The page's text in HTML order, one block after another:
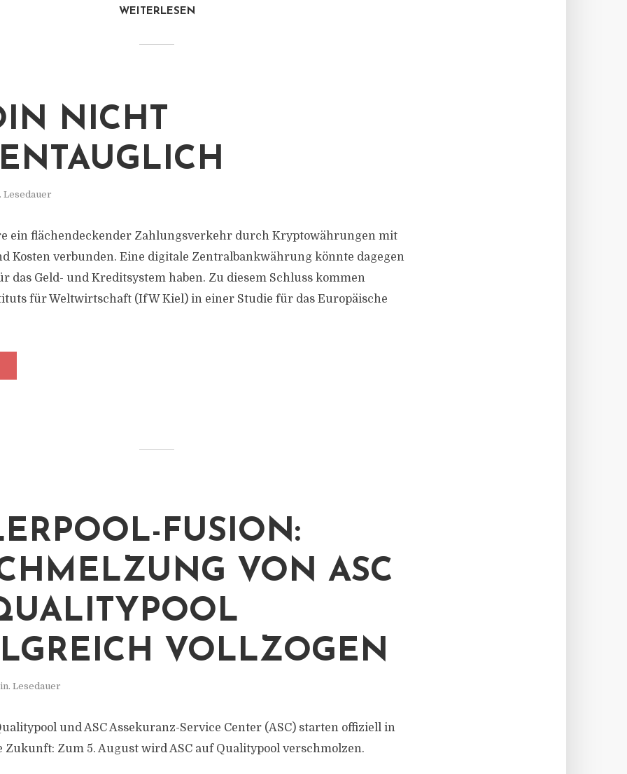
WEITERLESEN
NICHT
Lesedauer
ein flächendeckender Zahlungsverkehr durch Kryptowährungen mit
Kosten verbunden. Eine digitale Zentralbankwährung könnte dagegen
das Geld- und Kreditsystem haben. Zu diesem Schluss kommen
für Weltwirtschaft (IfW Kiel) in einer Studie für das Europäische
FUSION:
VON ASC
VOLLZOGEN
Lesedauer
und ASC Assekuranz-Service Center (ASC) starten offiziell in
Zukunft: Zum 5. August wird ASC auf Qualitypool verschmolzen.